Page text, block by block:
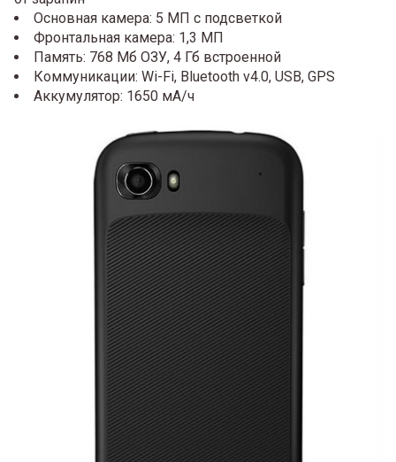
Основная камера: 5 МП с подсветкой
Фронтальная камера: 1,3 МП
Память: 768 Мб ОЗУ, 4 Гб встроенной
Коммуникации: Wi-Fi, Bluetooth v4.0, USB, GPS
Аккумулятор: 1650 мА/ч